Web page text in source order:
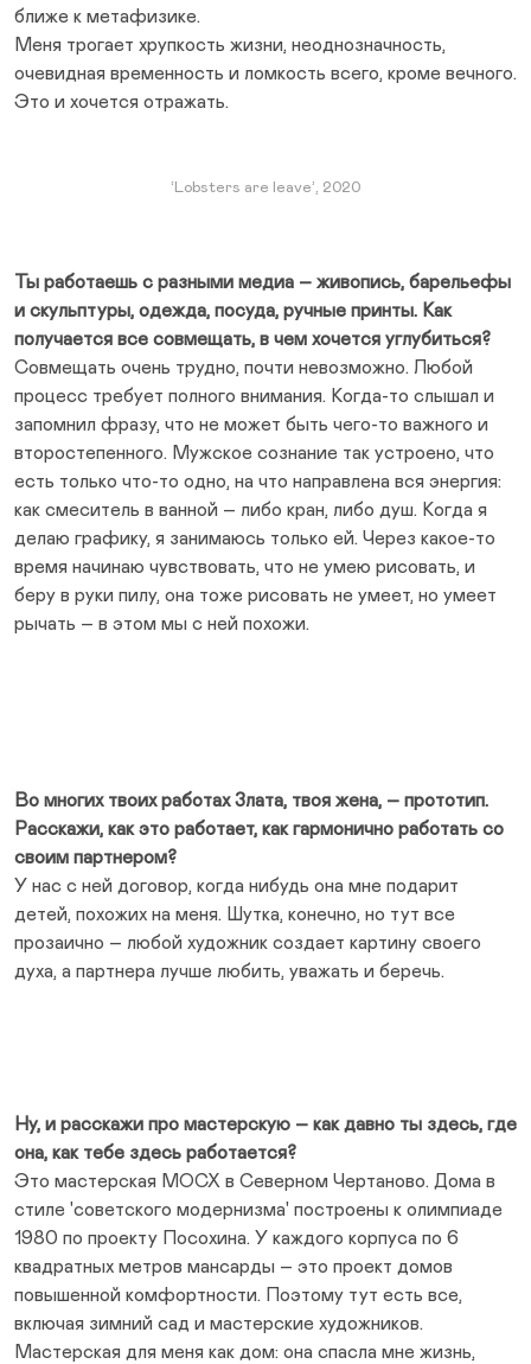
ближе к метафизике.
Меня трогает хрупкость жизни, неоднозначность,
очевидная временность и ломкость всего, кроме вечного.
Это и хочется отражать.
‘Lobsters are leave’, 2020
Ты работаешь с разными медиа – живопись, барельефы
и скульптуры, одежда, посуда, ручные принты. Как
получается все совмещать, в чем хочется углубиться?
Совмещать очень трудно, почти невозможно. Любой
процесс требует полного внимания. Когда-то слышал и
запомнил фразу, что не может быть чего-то важного и
второстепенного. Мужское сознание так устроено, что
есть только что-то одно, на что направлена вся энергия:
как смеситель в ванной – либо кран, либо душ. Когда я
делаю графику, я занимаюсь только ей. Через какое-то
время начинаю чувствовать, что не умею рисовать, и
беру в руки пилу, она тоже рисовать не умеет, но умеет
рычать – в этом мы с ней похожи.
Во многих твоих работах Злата, твоя жена, – прототип.
Расскажи, как это работает, как гармонично работать со
своим партнером?
У нас с ней договор, когда нибудь она мне подарит
детей, похожих на меня. Шутка, конечно, но тут все
прозаично – любой художник создает картину своего
духа, а партнера лучше любить, уважать и беречь.
Ну, и расскажи про мастерскую – как давно ты здесь, где
она, как тебе здесь работается?
Это мастерская МОСХ в Северном Чертаново. Дома в
стиле 'советского модернизма' построены к олимпиаде
1980 по проекту Посохина. У каждого корпуса по 6
квадратных метров мансарды – это проект домов
повышенной комфортности. Поэтому тут есть все,
включая зимний сад и мастерские художников.
Мастерская для меня как дом: она спасла мне жизнь,